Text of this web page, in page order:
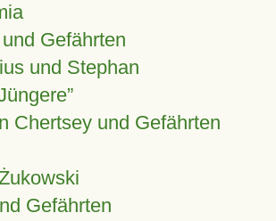
Gefährten
und Stephan
Chertsey und Gefährten
Gefährten